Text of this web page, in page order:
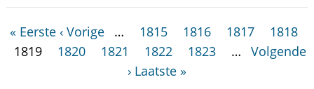
« Eerste ‹ Vorige … 1815 1816 1817
1818
1819
1820 1821 1822 1823 …
Volgende
› Laatste »